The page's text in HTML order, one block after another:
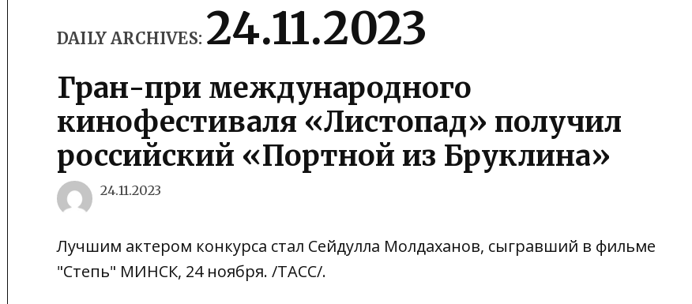
DAILY ARCHIVES: 24.11.2023
Гран-при международного
кинофестиваля «Листопад» получил
российский «Портной из Бруклина»
24.11.2023
Лучшим актером конкурса стал Сейдулла Молдаханов, сыгравший в фильме
"Степь" МИНСК, 24 ноября. /ТАСС/.